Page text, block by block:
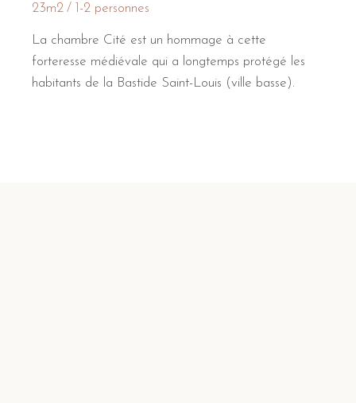
23m2 1-2 personnes
La chambre Cité est un hommage à cette
forteresse médiévale qui a longtemps protégé les
habitants de la Bastide Saint-Louis (ville basse).